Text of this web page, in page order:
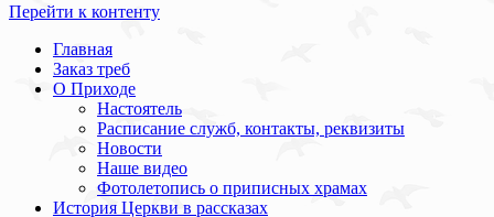
Перейти к контенту
Главная
Заказ треб
О Приходе
Настоятель
Расписание служб, контакты, реквизиты
Новости
Наше видео
Фотолетопись о приписных храмах
История Церкви в рассказах